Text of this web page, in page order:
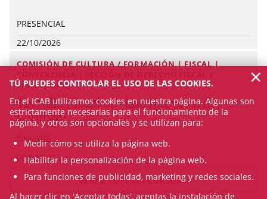
PRESENCIAL
22/10/2026
COMISIÓN DE CULTURA / FORMACIÓN | FISCAL |
FINANCIERO
Tertulia Fiscal on-line (jueves 8 de
octubre)
ON-LINE
08/10/2026
VEURE TOTS ELS CURSOS
TÚ PUEDES CONTROLAR EL USO DE LAS COOKIES.
En el ICAB utilizamos cookies en nuestra página. Algunas son
estrictamente necesarias para el funcionamiento de la
página, y otros son opcionales y se utilizan para:
Medir cómo se utiliza la página web.
Habilitar la personalización de la página web.
Para funciones de publicidad, marketing y redes sociales.
Al hacer clic en 'Aceptar todas', aceptas la instalación de
×